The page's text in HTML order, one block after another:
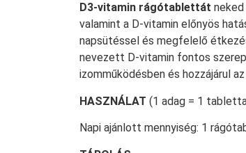
D3-vitamin rágótablettát
valamint a D-vitamin előnyös
napsütéssel és megfelelő
nevezett D-vitamin fontos
izomműködésben és hozzájárul
HASZNÁLAT (1 adag = 1
Napi ajánlott mennyiség: 1